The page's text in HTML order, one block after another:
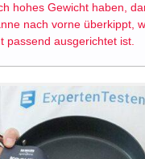
hohes Gewicht haben,
nach vorne überkippt,
passend ausgerichtet ist.